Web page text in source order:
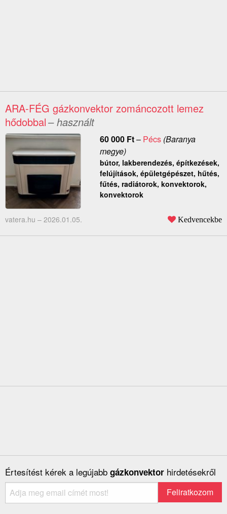
ARA-FÉG gázkonvektor zománcozott lemez
hődobbal– használt
60 000 Ft– Pécs(Baranya
megye)
bútor, lakberendezés, építkezések,
felújítások, épületgépészet, hűtés,
fűtés, radiátorok, konvektorok,
konvektorok
vatera.hu – 2026.01.05. Kedvencekbe
Értesítést kérek a legújabb gázkonvektor hirdetésekről